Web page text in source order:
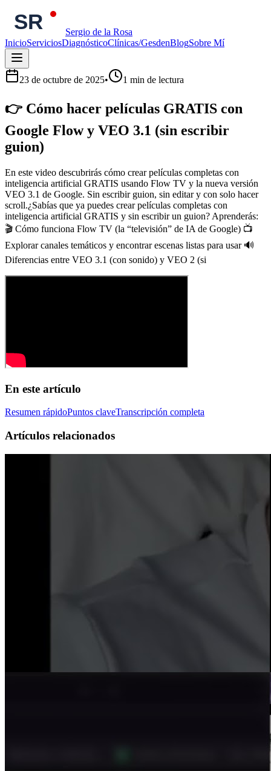
Sergio de la Rosa
InicioServiciosDiagnósticoClínicas/GesdenBlogSobre Mí
23 de octubre de 2025• 1 min de lectura
👉 Cómo hacer películas GRATIS con
Google Flow y VEO 3.1 (sin escribir
guion)
En este video descubrirás cómo crear películas completas con
inteligencia artificial GRATIS usando Flow TV y la nueva versión
VEO 3.1 de Google. Sin escribir guion, sin editar y con solo hacer
scroll.¿Sabías que ya puedes crear películas completas con
inteligencia artificial GRATIS y sin escribir un guion? Aprenderás:
🎬 Cómo funciona Flow TV (la “televisión” de IA de Google) 📺
Explorar canales temáticos y encontrar escenas listas para usar 🔊
Diferencias entre VEO 3.1 (con sonido) y VEO 2 (si
En este artículo
Resumen rápidoPuntos claveTranscripción completa
Artículos relacionados